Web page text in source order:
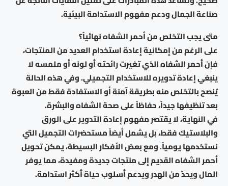
صناعة الجمال ودعم مفهوم الاستدامة البيئية.
متى يجب التخلص من أحمر الشفاه نهائياً؟
على الرغم من إمكانية إعادة استخدام العديد من المنتجات،
فإن أحمر الشفاه الذي تغيرت رائحته أو لونه أو ملمسه لا
ينبغي إعادة تدويره للاستخدام التجميلي. وفي هذه الحالة
يُنصح بالتخلص منه بطريقة آمنة أو الاستفادة فقط من العبوة
بعد تنظيفها جيداً، حفاظاً على صحة الشفاه والبشرة.
في النهاية، لا يقتصر مفهوم إعادة التدوير على الورق
والبلاستيك فقط، بل يشمل أيضاً مستحضرات التجميل التي
نستخدمها يومياً. ومع بعض الأفكار البسيطة، يمكن تحويل
أحمر الشفاه القديم إلى منتجات جديدة ومفيدة، مما يوفر
المال ويحدّ من الهدر ويدعم أسلوب حياة أكثر استدامة.